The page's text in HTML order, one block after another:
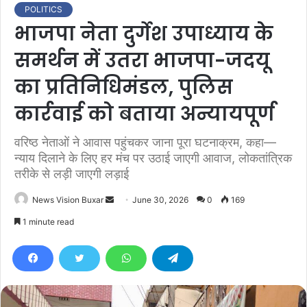
POLITICS
भाजपा नेता दुर्गेश उपाध्याय के
समर्थन में उतरा भाजपा-जदयू
का प्रतिनिधिमंडल, पुलिस
कार्रवाई को बताया अन्यायपूर्ण
वरिष्ठ नेताओं ने आवास पहुंचकर जाना पूरा घटनाक्रम, कहा—
न्याय दिलाने के लिए हर मंच पर उठाई जाएगी आवाज, लोकतांत्रिक
तरीके से लड़ी जाएगी लड़ाई
News Vision Buxar
d
June 30, 2026 0 169
1 minute read